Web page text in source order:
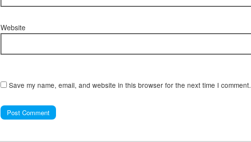
Website
Save my name, email, and website in this browser for the next time I comment.